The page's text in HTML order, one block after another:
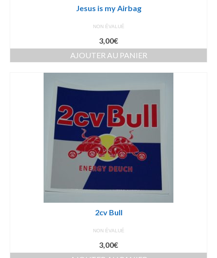
Jesus is my Airbag
NON ÉVALUÉ
3,00€
AJOUTER AU PANIER
2cv Bull
NON ÉVALUÉ
3,00€